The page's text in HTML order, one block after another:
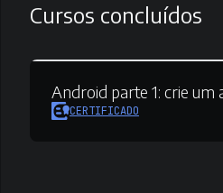
Cursos concluídos
Android parte 1: crie um
CERTIFICADO